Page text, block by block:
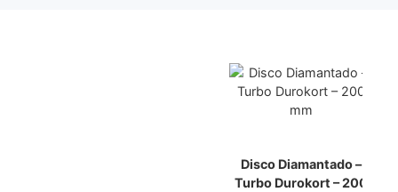
Disco Diamantado –
Turbo Durokort – 200